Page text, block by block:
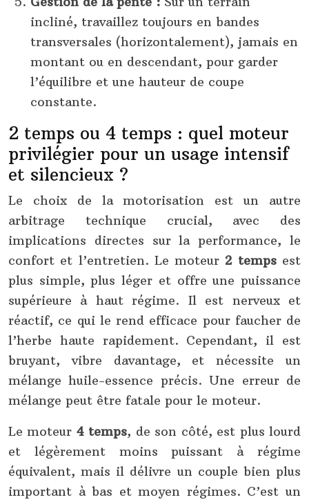
incliné, travaillez toujours en bandes
transversales (horizontalement), jamais en
montant ou en descendant, pour garder
l’équilibre et une hauteur de coupe
constante.
2 temps ou 4 temps : quel moteur
privilégier pour un usage intensif
et silencieux ?
Le choix de la motorisation est un autre
arbitrage technique crucial, avec des
implications directes sur la performance, le
confort et l’entretien. Le moteur 2 tempsest
plus simple, plus léger et offre une puissance
supérieure à haut régime. Il est nerveux et
réactif, ce qui le rend efficace pour faucher de
l’herbe haute rapidement. Cependant, il est
bruyant, vibre davantage, et nécessite un
mélange huile-essence précis. Une erreur de
mélange peut être fatale pour le moteur.
Le moteur 4 temps, de son côté, est plus lourd
et légèrement moins puissant à régime
équivalent, mais il délivre un couple bien plus
important à bas et moyen régimes. C’est un